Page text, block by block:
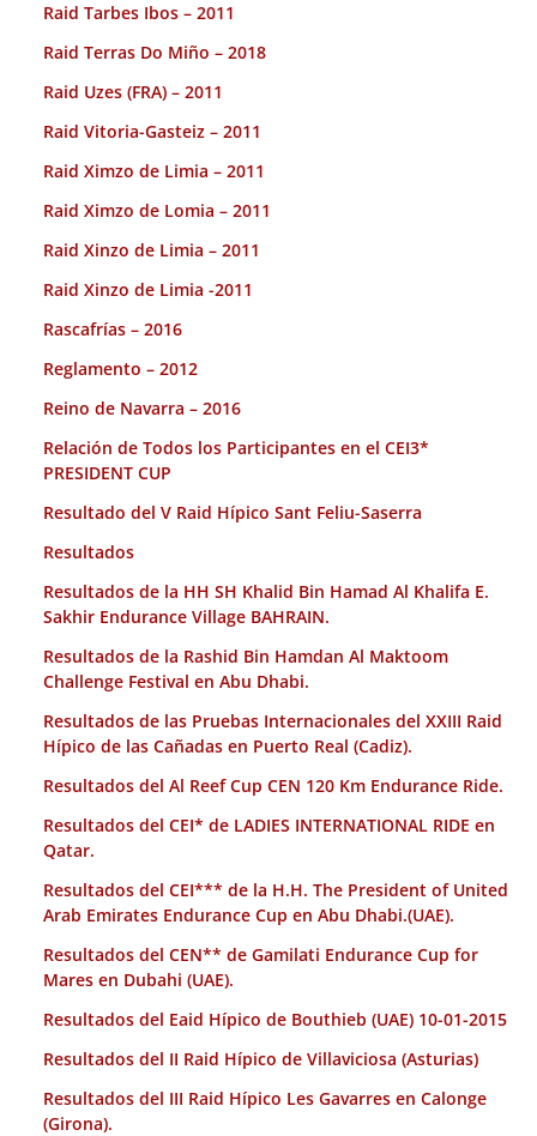
Raid Tarbes Ibos – 2011
Raid Terras Do Miño – 2018
Raid Uzes (FRA) – 2011
Raid Vitoria-Gasteiz – 2011
Raid Ximzo de Limia – 2011
Raid Ximzo de Lomia – 2011
Raid Xinzo de Limia – 2011
Raid Xinzo de Limia -2011
Rascafrías – 2016
Reglamento – 2012
Reino de Navarra – 2016
Relación de Todos los Participantes en el CEI3*
PRESIDENT CUP
Resultado del V Raid Hípico Sant Feliu-Saserra
Resultados
Resultados de la HH SH Khalid Bin Hamad Al Khalifa E.
Sakhir Endurance Village BAHRAIN.
Resultados de la Rashid Bin Hamdan Al Maktoom
Challenge Festival en Abu Dhabi.
Resultados de las Pruebas Internacionales del XXIII Raid
Hípico de las Cañadas en Puerto Real (Cadiz).
Resultados del Al Reef Cup CEN 120 Km Endurance Ride.
Resultados del CEI* de LADIES INTERNATIONAL RIDE en
Qatar.
Resultados del CEI*** de la H.H. The President of United
Arab Emirates Endurance Cup en Abu Dhabi.(UAE).
Resultados del CEN** de Gamilati Endurance Cup for
Mares en Dubahi (UAE).
Resultados del Eaid Hípico de Bouthieb (UAE) 10-01-2015
Resultados del II Raid Hípico de Villaviciosa (Asturias)
Resultados del III Raid Hípico Les Gavarres en Calonge
(Girona).